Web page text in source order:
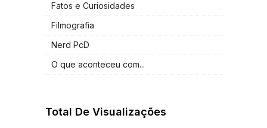
Fatos e Curiosidades
Filmografia
Nerd PcD
O que aconteceu com...
Total De Visualizações